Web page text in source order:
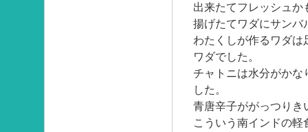
出来たてフレッシュ
揚げたてワダにサンバ
わたくしが作るワダ
ワダでした。
チャトニは水分がかな
した。
青唐辛子ががっつりき
こういう南インドの